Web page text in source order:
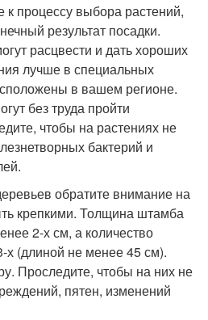
к процессу выбора растений,
результат посадки.
расцвести и дать хороших
лучше в специальных
в вашем регионе.
без труда пройти
чтобы на растениях не
бактерий и
обратите внимание на
крепкими. Толщина штамба
2-х см, а количество
х (длиной не менее 45 см).
Проследите, чтобы на них не
пятен, изменений